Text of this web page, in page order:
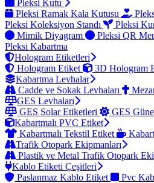
Pleksi Kutu
Pleksi Ramak Kala Kutusu
Pleksi Koleksiyon Standı
Pleksi
Mimik Diyagram
Pleksi QR
Pleksi Kabartma
Hologram Etiketleri
Hologram Etiket
3D Hologram
Kabartma Levhalar
Cadde ve Sokak Levhaları
GES Levhaları
GES Solar Etiketleri
GES
Kabartmalı PVC Etiket
Kabartmalı Tekstil Etiket
Trafik Otopark Ekipmanları
Plastik ve Metal Trafik Otopark
Kablo Etiketi Çeşitleri
Paslanmaz Kablo Etiket
Pvc